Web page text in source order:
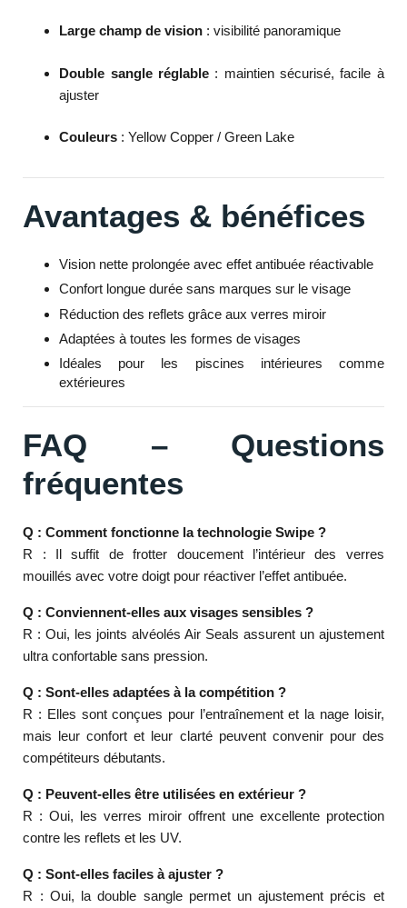
Large champ de vision : visibilité panoramique
Double sangle réglable : maintien sécurisé, facile à
ajuster
Couleurs : Yellow Copper / Green Lake
Avantages & bénéfices
Vision nette prolongée avec effet antibuée réactivable
Confort longue durée sans marques sur le visage
Réduction des reflets grâce aux verres miroir
Adaptées à toutes les formes de visages
Idéales pour les piscines intérieures comme
extérieures
FAQ – Questions
fréquentes
Q : Comment fonctionne la technologie Swipe ?
R : Il suffit de frotter doucement l’intérieur des verres
mouillés avec votre doigt pour réactiver l’effet antibuée.
Q : Conviennent-elles aux visages sensibles ?
R : Oui, les joints alvéolés Air Seals assurent un ajustement
ultra confortable sans pression.
Q : Sont-elles adaptées à la compétition ?
R : Elles sont conçues pour l’entraînement et la nage loisir,
mais leur confort et leur clarté peuvent convenir pour des
compétiteurs débutants.
Q : Peuvent-elles être utilisées en extérieur ?
R : Oui, les verres miroir offrent une excellente protection
contre les reflets et les UV.
Q : Sont-elles faciles à ajuster ?
R : Oui, la double sangle permet un ajustement précis et